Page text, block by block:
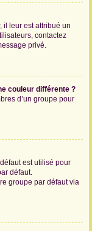
il leur est attribué un
contactez
privé.
couleur différente ?
d’un groupe pour
est utilisé pour
défaut.
groupe par défaut via